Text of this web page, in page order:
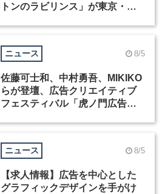
トンのラビリンス」が東京・豊
ニュース 8/5
佐藤可士和、中村勇吾、MIKIKO
らが登壇、広告クリエイティブ
フェスティバル「虎ノ門広告
ニュース 8/5
【求人情報】広告を中心とした
グラフィックデザインを手がけ